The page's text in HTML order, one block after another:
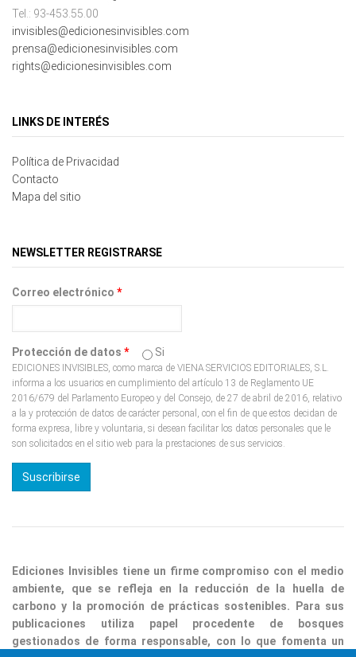
Tel.: 93-453.55.00
invisibles@edicionesinvisibles.com
prensa@edicionesinvisibles.com
rights@edicionesinvisibles.com
LINKS DE INTERÉS
Política de Privacidad
Contacto
Mapa del sitio
NEWSLETTER REGISTRARSE
Correo electrónico *
Protección de datos * Si
EDICIONES INVISIBLES, como marca de VIENA SERVICIOS EDITORIALES, S.L.
informa a los usuarios en cumplimiento del artículo 13 de Reglamento UE
2016/679 del Parlamento Europeo y del Consejo, de 27 de abril de 2016, relativo
a la y protección de datos de carácter personal, con el fin de que estos decidan de
forma expresa, libre y voluntaria, si desean facilitar los datos personales que le
son solicitados en el sitio web para la prestaciones de sus servicios.
Ediciones Invisibles tiene un firme compromiso con el medio
ambiente, que se refleja en la reducción de la huella de
carbono y la promoción de prácticas sostenibles. Para sus
publicaciones utiliza papel procedente de bosques
gestionados de forma responsable, con lo que fomenta un